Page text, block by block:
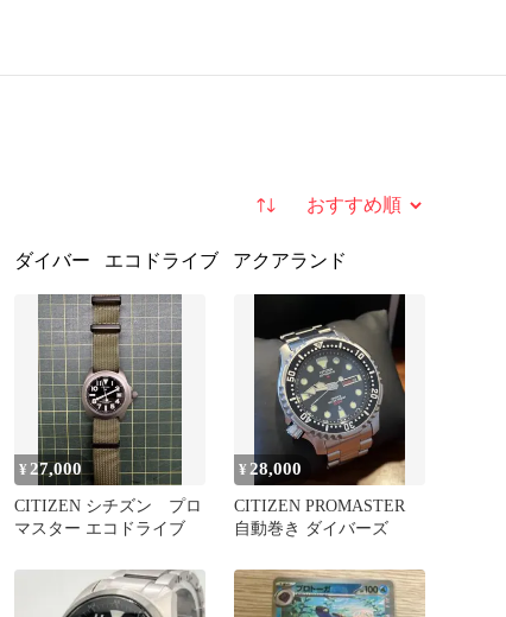
並び替え
ダイバー エコドライブ アクアランド
¥ 27,000
CITIZEN シチズン プロ
マスター エコドライブ
¥ 28,000
CITIZEN PROMASTER
自動巻き ダイバーズ